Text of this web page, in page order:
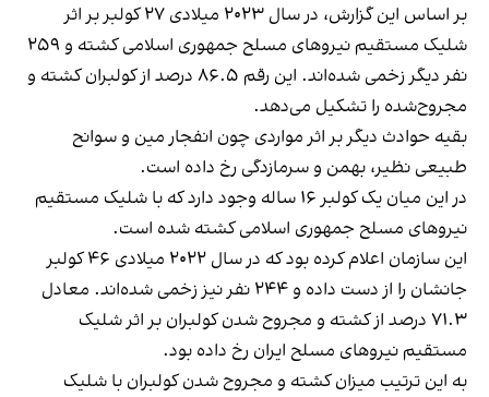
بر اساس این گزارش، در سال ۲۰۲۳ میلادی ۲۷ کولبر بر اثر
شلیک مستقیم نیروهای مسلح جمهوری اسلامی کشته و ۲۵۹
نفر دیگر زخمی شده‌اند. این رقم ۸۶.۵ درصد از کولبران کشته و
مجروح‌شده را تشکیل می‌دهد.
بقیه حوادث دیگر بر اثر مواردی چون انفجار مین و سوانح
طبیعی نظیر، بهمن و سرمازدگی رخ داده است.
در این میان یک کولبر ۱۶ ساله وجود دارد که با شلیک مستقیم
نیروهای مسلح جمهوری اسلامی کشته شده است.
این سازمان اعلام کرده بود که در سال ۲۰۲۲ میلادی ۴۶ کولبر
جانشان را از دست داده و ۲۴۴ نفر نیز زخمی شده‌اند. معادل
۷۱.۳ درصد از کشته و مجروح شدن کولبران بر اثر شلیک
مستقیم نیروهای مسلح ایران رخ داده بود.
به این ترتیب میزان کشته و مجروح شدن کولبران با شلیک